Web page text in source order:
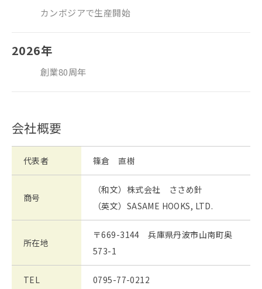
カンボジアで生産開始
2026年
創業80周年
会社概要
代表者 篠倉 直樹
商号
（和文）株式会社 ささめ針
（英文）SASAME HOOKS, LTD.
所在地
〒669-3144 兵庫県丹波市山南町奥
573-1
TEL
0795-77-0212